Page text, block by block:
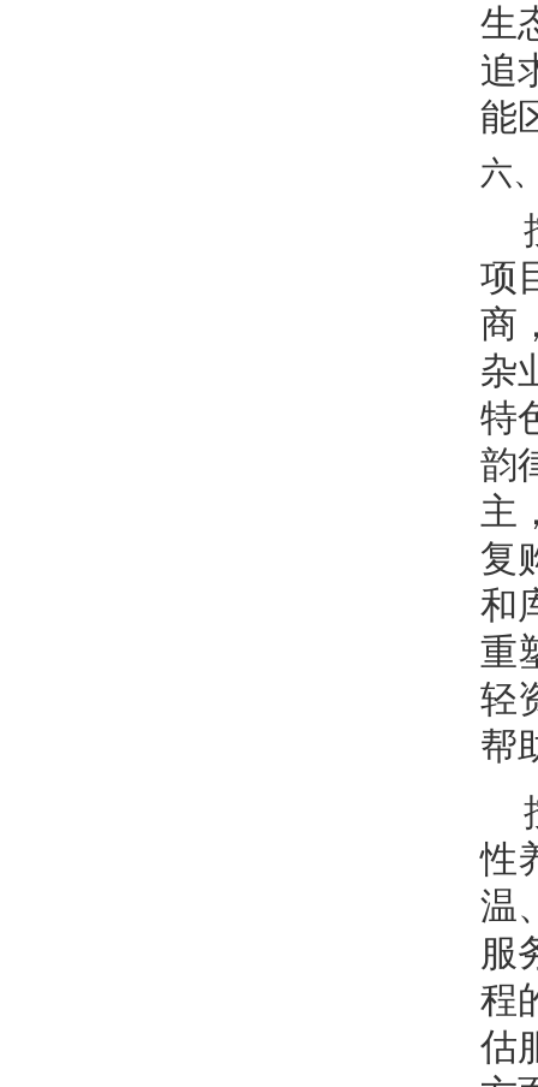
生
追
能
六
项
商
杂
特
韵
主
复
和
重
轻
帮
性
温
服
程
估